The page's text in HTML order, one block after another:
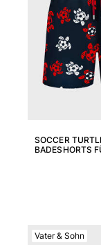
Alle
GESCHENK
SOCCER
BADESHORTS
Vater & Sohn